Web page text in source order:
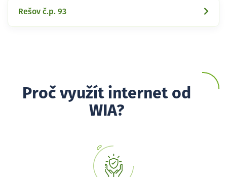
Rešov č.p. 93
Proč využít internet od
WIA?